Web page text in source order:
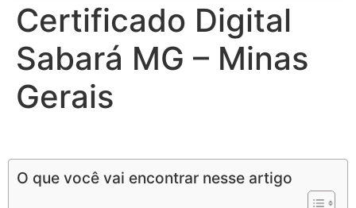
Certificado Digital
Sabará MG – Minas
Gerais
O que você vai encontrar nesse artigo